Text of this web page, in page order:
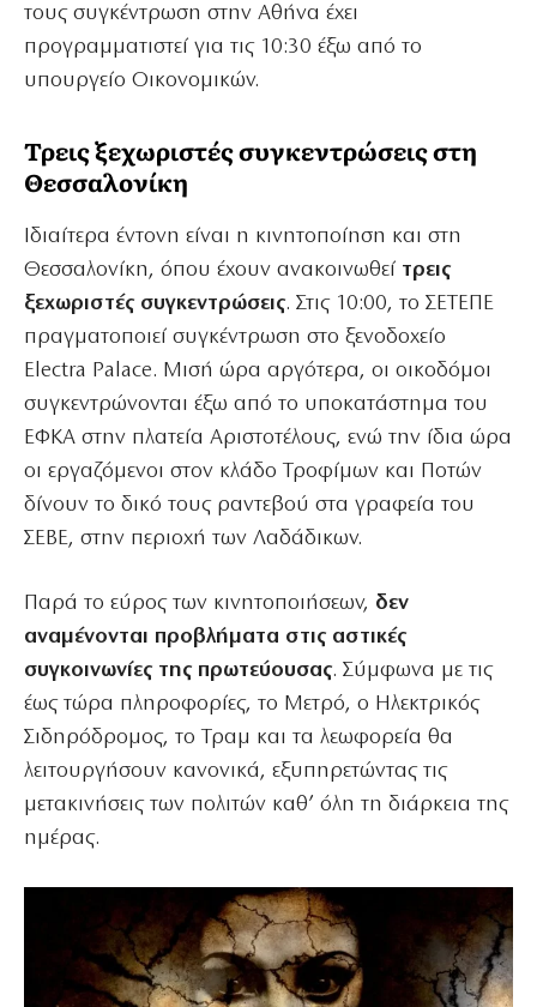
τους συγκέντρωση στην Αθήνα έχει
προγραμματιστεί για τις 10:30 έξω από το
υπουργείο Οικονομικών.
Τρεις ξεχωριστές συγκεντρώσεις στη
Θεσσαλονίκη
Ιδιαίτερα έντονη είναι η κινητοποίηση και στη
Θεσσαλονίκη, όπου έχουν ανακοινωθεί τρεις
ξεχωριστές συγκεντρώσεις. Στις 10:00, το ΣΕΤΕΠΕ
πραγματοποιεί συγκέντρωση στο ξενοδοχείο
Electra Palace. Μισή ώρα αργότερα, οι οικοδόμοι
συγκεντρώνονται έξω από το υποκατάστημα του
ΕΦΚΑ στην πλατεία Αριστοτέλους, ενώ την ίδια ώρα
οι εργαζόμενοι στον κλάδο Τροφίμων και Ποτών
δίνουν το δικό τους ραντεβού στα γραφεία του
ΣΕΒΕ, στην περιοχή των Λαδάδικων.
Παρά το εύρος των κινητοποιήσεων, δεν
αναμένονται προβλήματα στις αστικές
συγκοινωνίες της πρωτεύουσας. Σύμφωνα με τις
έως τώρα πληροφορίες, το Μετρό, ο Ηλεκτρικός
Σιδηρόδρομος, το Τραμ και τα λεωφορεία θα
λειτουργήσουν κανονικά, εξυπηρετώντας τις
μετακινήσεις των πολιτών καθ’ όλη τη διάρκεια της
ημέρας.